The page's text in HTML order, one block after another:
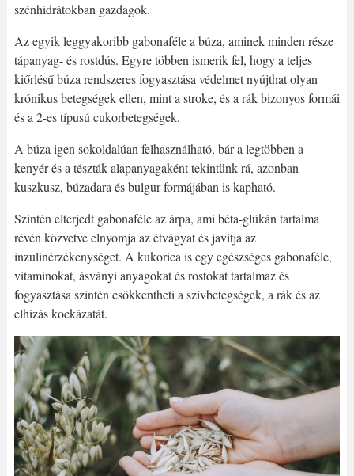
szénhidrátokban gazdagok.
Az egyik leggyakoribb gabonaféle a búza, aminek minden része
tápanyag- és rostdús. Egyre többen ismerik fel, hogy a teljes
kiőrlésű búza rendszeres fogyasztása védelmet nyújthat olyan
krónikus betegségek ellen, mint a stroke, és a rák bizonyos formái
és a 2-es típusú cukorbetegségek.
A búza igen sokoldalúan felhasználható, bár a legtöbben a
kenyér és a tészták alapanyagaként tekintünk rá, azonban
kuszkusz, búzadara és bulgur formájában is kapható.
Szintén elterjedt gabonaféle az árpa, ami béta-glükán tartalma
révén közvetve elnyomja az étvágyat és javítja az
inzulinérzékenységet. A kukorica is egy egészséges gabonaféle,
vitaminokat, ásványi anyagokat és rostokat tartalmaz és
fogyasztása szintén csökkentheti a szívbetegségek, a rák és az
elhízás kockázatát.